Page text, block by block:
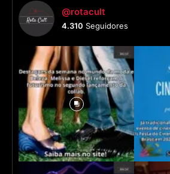
@rotacult
4.310 Seguidores